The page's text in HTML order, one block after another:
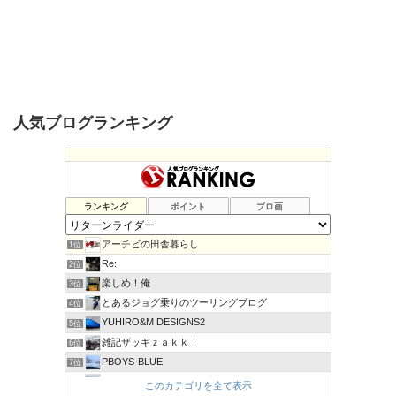
人気ブログランキング
ランキング ポイント ブロ画
1位 アーチビの田舎暮らし
2位 Re:
3位 楽しめ！俺
4位 とあるジョグ乗りのツーリングブログ
5位 YUHIRO&M DESIGNS2
6位 雑記ザッキｚａｋｋｉ
7位 PBOYS-BLUE
kuni's ブログ CB650R備忘録
このカテゴリを全て表示